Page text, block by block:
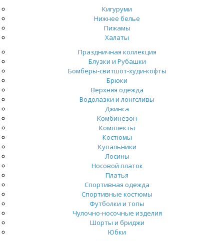
Кигуруми
Нижнее белье
Пижамы
Халаты
Праздничная коллекция
Блузки и Рубашки
Бомберы-свитшот-худи-кофты
Брюки
Верхняя одежда
Водолазки и лонгсливы
Джинса
Комбинезон
Комплекты
Костюмы
Купальники
Лосины
Носовой платок
Платья
Спортивная одежда
Спортивные костюмы
Футболки и топы
Чулочно-носочные изделия
Шорты и бриджи
Юбки